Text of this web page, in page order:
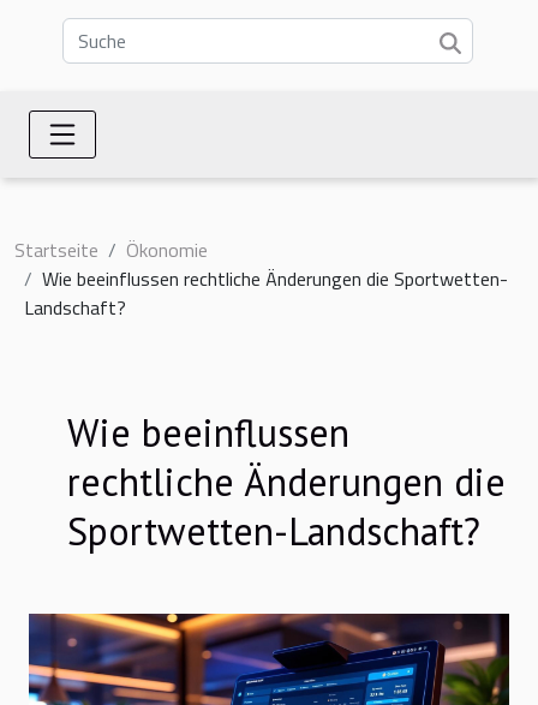
Startseite
Ökonomie
Wie beeinflussen rechtliche Änderungen die Sportwetten-
Landschaft?
Wie beeinflussen
rechtliche Änderungen die
Sportwetten-Landschaft?